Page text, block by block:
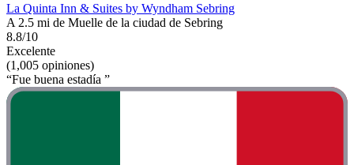
La Quinta Inn & Suites by Wyndham Sebring
A 2.5 mi de Muelle de la ciudad de Sebring
8.8/10
Excelente
(1,005 opiniones)
“Fue buena estadía ”